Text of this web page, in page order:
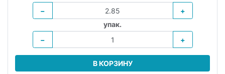
−
+
упак.
−
+
В КОРЗИНУ